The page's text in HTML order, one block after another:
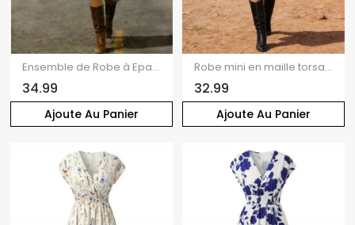
Ajoute Au Panier
Ensemble de Robe à Epaule Dénudée à Volants et de Mini-Haut Côtelé à Lacets Deux Pièces
34.99
Ajoute Au Panier
Robe mini en maille torsadée colorblock, laçage et boucle, style spatial
32.99